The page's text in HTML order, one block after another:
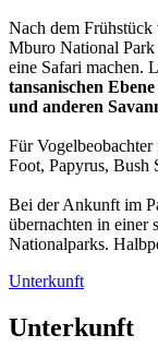
Nach dem
Mburo National
eine Safari machen.
tansanischen
und anderen
Für Vogelbeobachter
Foot, Papyrus, Bush
Bei der Ankunft im
übernachten in einer
Nationalparks.
Unterkunft
Unterkunft